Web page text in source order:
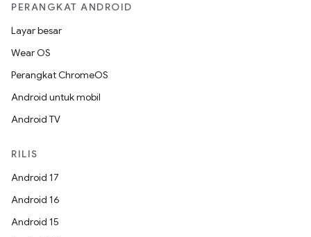
PERANGKAT ANDROID
Layar besar
Wear OS
Perangkat ChromeOS
Android untuk mobil
Android TV
RILIS
Android 17
Android 16
Android 15